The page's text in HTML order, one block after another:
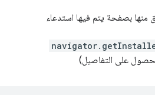
بصفحة يتم فيها استدعاء
على التفاصيل)